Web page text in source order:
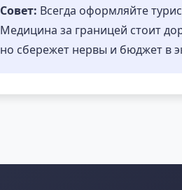
Совет: Всегда оформляйте
Медицина за границей стоит
но сбережет нервы и бюджет в